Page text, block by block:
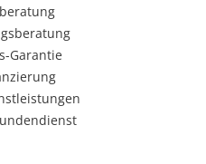
Garantie